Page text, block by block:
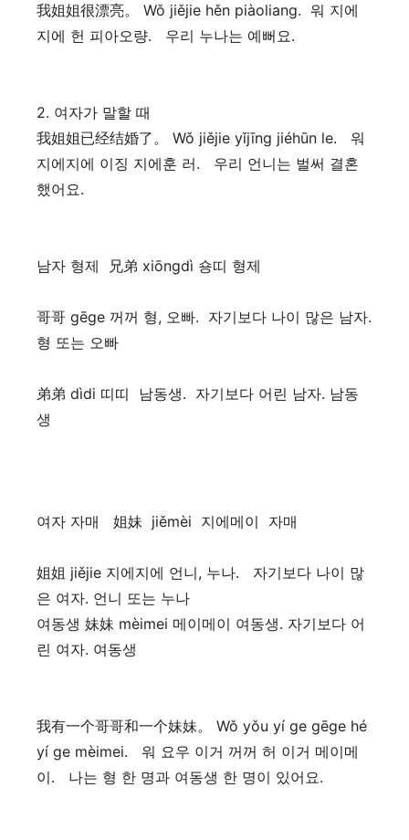
我姐姐很漂亮。 Wǒ jiějie hěn piàoliang. 워 지에
지에 헌 피아오량. 우리 누나는 예뻐요.
2. 여자가 말할 때
我姐姐已经结婚了。 Wǒ jiějie yǐjīng jiéhūn le. 워
지에지에 이징 지에훈 러. 우리 언니는 벌써 결혼
했어요.
남자 형제 兄弟 xiōngdì 숑띠 형제
哥哥 gēge 꺼꺼 형, 오빠. 자기보다 나이 많은 남자.
형 또는 오빠
弟弟 dìdi 띠띠 남동생. 자기보다 어린 남자. 남동
생
여자 자매 姐妹 jiěmèi 지에메이 자매
姐姐 jiějie 지에지에 언니, 누나. 자기보다 나이 많
은 여자. 언니 또는 누나
여동생 妹妹 mèimei 메이메이 여동생. 자기보다 어
린 여자. 여동생
我有一个哥哥和一个妹妹。 Wǒ yǒu yí ge gēge hé
yí ge mèimei. 워 요우 이거 꺼꺼 허 이거 메이메
이. 나는 형 한 명과 여동생 한 명이 있어요.